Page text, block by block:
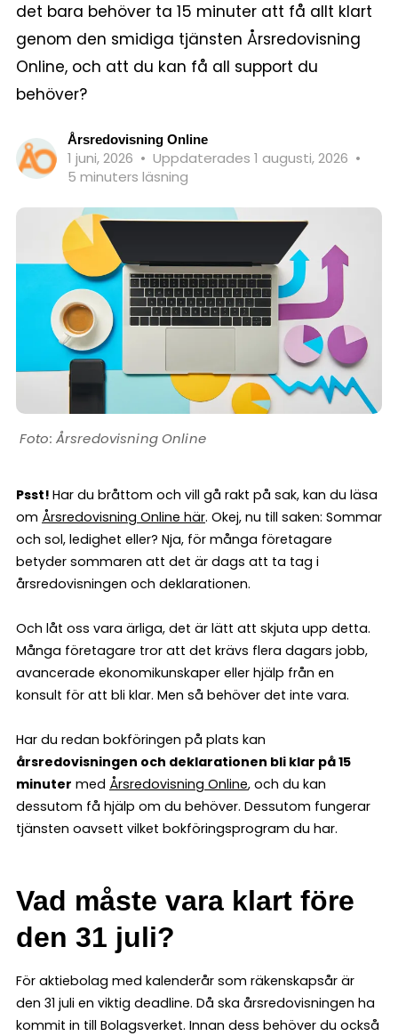
det bara behöver ta 15 minuter att få allt klart
genom den smidiga tjänsten Årsredovisning
Online, och att du kan få all support du
behöver?
Årsredovisning Online
1 juni, 2026 • Uppdaterades 1 augusti, 2026 •
5 minuters läsning
Årsredovisning Online
Psst! Har du bråttom och vill gå rakt på sak, kan du läsa
om Årsredovisning Online här. Okej, nu till saken: Sommar
och sol, ledighet eller? Nja, för många företagare
betyder sommaren att det är dags att ta tag i
årsredovisningen och deklarationen.
Och låt oss vara ärliga, det är lätt att skjuta upp detta.
Många företagare tror att det krävs flera dagars jobb,
avancerade ekonomikunskaper eller hjälp från en
konsult för att bli klar. Men så behöver det inte vara.
Har du redan bokföringen på plats kan
årsredovisningen och deklarationen bli klar på 15
minuter med Årsredovisning Online, och du kan
dessutom få hjälp om du behöver. Dessutom fungerar
tjänsten oavsett vilket bokföringsprogram du har.
Vad måste vara klart före
den 31 juli?
För aktiebolag med kalenderår som räkenskapsår är
den 31 juli en viktig deadline. Då ska årsredovisningen ha
kommit in till Bolagsverket. Innan dess behöver du också